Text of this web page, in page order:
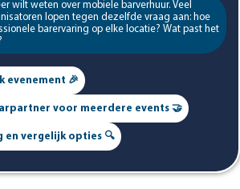
wilt weten over mobiele barverhuur. Veel
lopen tegen dezelfde vraag aan: hoe
barervaring op elke locatie? Wat past het
evenement 🎉
voor meerdere events 🤝
en vergelijk opties 🔍